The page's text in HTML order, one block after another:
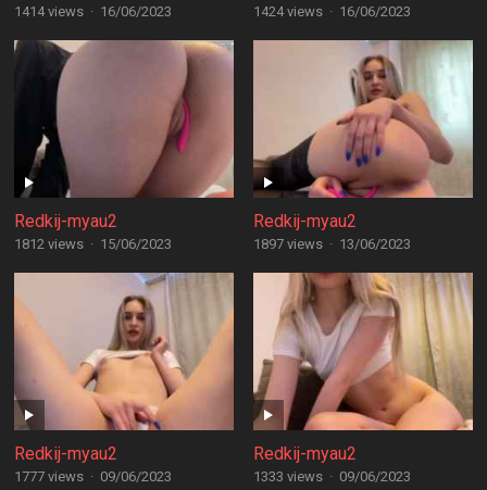
1414 views · 16/06/2023 1424 views · 16/06/2023
Redkij-myau2
1812 views · 15/06/2023
Redkij-myau2
1897 views · 13/06/2023
Redkij-myau2
1777 views · 09/06/2023
Redkij-myau2
1333 views · 09/06/2023